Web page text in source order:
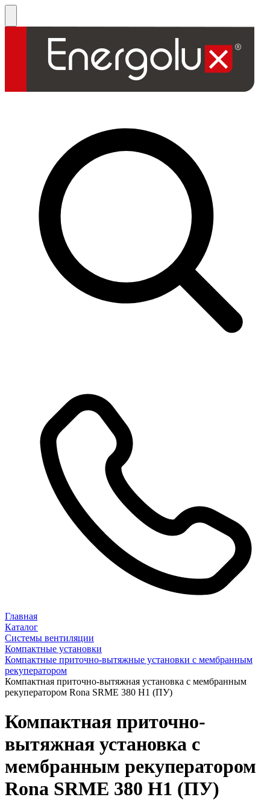
Главная
Каталог
Системы вентиляции
Компактные установки
Компактные приточно-вытяжные установки с мембранным
рекуператором
Компактная приточно-вытяжная установка с мембранным
рекуператором Rona SRME 380 H1 (ПУ)
Компактная приточно-
вытяжная установка с
мембранным рекуператором
Rona SRME 380 H1 (ПУ)